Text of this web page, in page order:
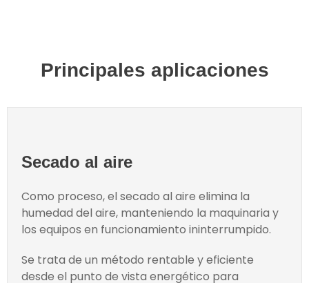
Principales aplicaciones
Secado al aire
Como proceso, el secado al aire elimina la
humedad del aire, manteniendo la maquinaria y
los equipos en funcionamiento ininterrumpido.
Se trata de un método rentable y eficiente
desde el punto de vista energético para